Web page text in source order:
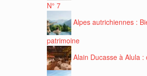
N° 7
Alpes autrichiennes :
patrimoine
Alain Ducasse à Alula :